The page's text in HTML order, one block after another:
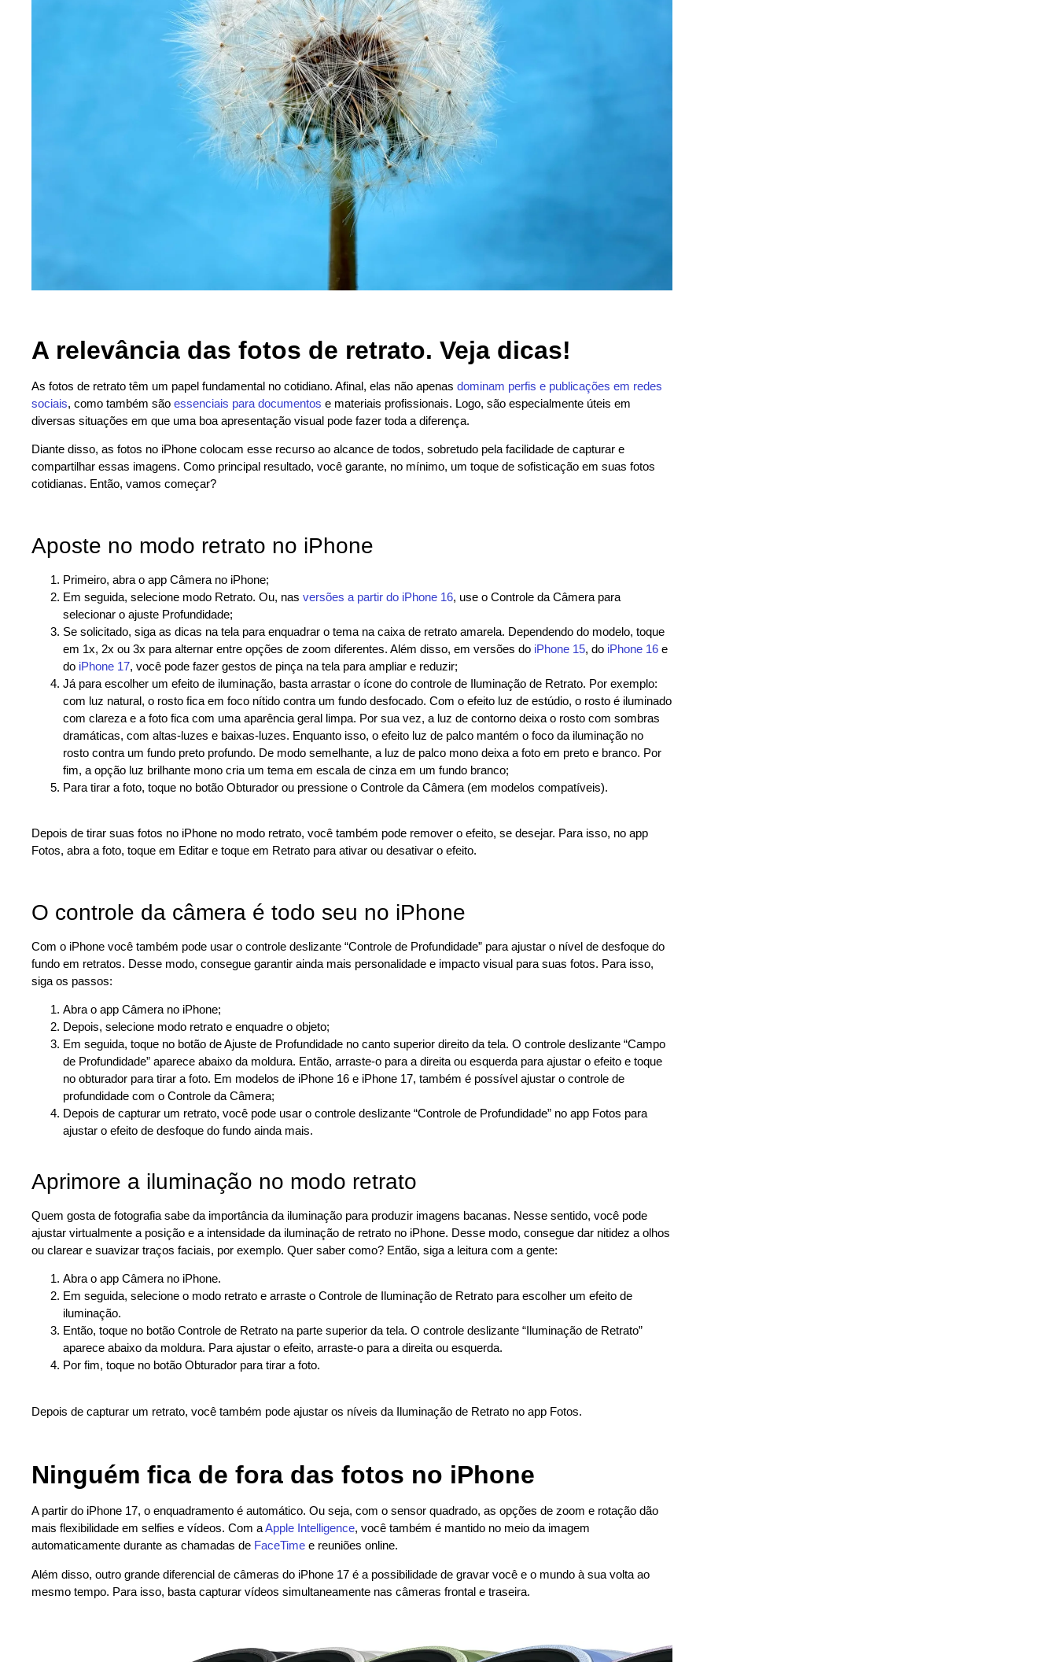
A relevância das fotos de retrato. Veja dicas!
As fotos de retrato têm um papel fundamental no cotidiano. Afinal, elas não apenas dominam perfis e publicações em redes
sociais, como também são essenciais para documentos e materiais profissionais. Logo, são especialmente úteis em
diversas situações em que uma boa apresentação visual pode fazer toda a diferença.
Diante disso, as fotos no iPhone colocam esse recurso ao alcance de todos, sobretudo pela facilidade de capturar e
compartilhar essas imagens. Como principal resultado, você garante, no mínimo, um toque de sofisticação em suas fotos
cotidianas. Então, vamos começar?
Aposte no modo retrato no iPhone
Primeiro, abra o app Câmera no iPhone;
Em seguida, selecione modo Retrato. Ou, nas versões a partir do iPhone 16, use o Controle da Câmera para
selecionar o ajuste Profundidade;
Se solicitado, siga as dicas na tela para enquadrar o tema na caixa de retrato amarela. Dependendo do modelo, toque
em 1x, 2x ou 3x para alternar entre opções de zoom diferentes. Além disso, em versões do iPhone 15, do iPhone 16 e
do iPhone 17, você pode fazer gestos de pinça na tela para ampliar e reduzir;
Já para escolher um efeito de iluminação, basta arrastar o ícone do controle de Iluminação de Retrato. Por exemplo:
com luz natural, o rosto fica em foco nítido contra um fundo desfocado. Com o efeito luz de estúdio, o rosto é iluminado
com clareza e a foto fica com uma aparência geral limpa. Por sua vez, a luz de contorno deixa o rosto com sombras
dramáticas, com altas-luzes e baixas-luzes. Enquanto isso, o efeito luz de palco mantém o foco da iluminação no
rosto contra um fundo preto profundo. De modo semelhante, a luz de palco mono deixa a foto em preto e branco. Por
fim, a opção luz brilhante mono cria um tema em escala de cinza em um fundo branco;
Para tirar a foto, toque no botão Obturador ou pressione o Controle da Câmera (em modelos compatíveis).
Depois de tirar suas fotos no iPhone no modo retrato, você também pode remover o efeito, se desejar. Para isso, no app
Fotos, abra a foto, toque em Editar e toque em Retrato para ativar ou desativar o efeito.
O controle da câmera é todo seu no iPhone
Com o iPhone você também pode usar o controle deslizante “Controle de Profundidade” para ajustar o nível de desfoque do
fundo em retratos. Desse modo, consegue garantir ainda mais personalidade e impacto visual para suas fotos. Para isso,
siga os passos:
Abra o app Câmera no iPhone;
Depois, selecione modo retrato e enquadre o objeto;
Em seguida, toque no botão de Ajuste de Profundidade no canto superior direito da tela. O controle deslizante “Campo
de Profundidade” aparece abaixo da moldura. Então, arraste-o para a direita ou esquerda para ajustar o efeito e toque
no obturador para tirar a foto. Em modelos de iPhone 16 e iPhone 17, também é possível ajustar o controle de
profundidade com o Controle da Câmera;
Depois de capturar um retrato, você pode usar o controle deslizante “Controle de Profundidade” no app Fotos para
ajustar o efeito de desfoque do fundo ainda mais.
Aprimore a iluminação no modo retrato
Quem gosta de fotografia sabe da importância da iluminação para produzir imagens bacanas. Nesse sentido, você pode
ajustar virtualmente a posição e a intensidade da iluminação de retrato no iPhone. Desse modo, consegue dar nitidez a olhos
ou clarear e suavizar traços faciais, por exemplo. Quer saber como? Então, siga a leitura com a gente:
Abra o app Câmera no iPhone.
Em seguida, selecione o modo retrato e arraste o Controle de Iluminação de Retrato para escolher um efeito de
iluminação.
Então, toque no botão Controle de Retrato na parte superior da tela. O controle deslizante “Iluminação de Retrato”
aparece abaixo da moldura. Para ajustar o efeito, arraste-o para a direita ou esquerda.
Por fim, toque no botão Obturador para tirar a foto.
Depois de capturar um retrato, você também pode ajustar os níveis da Iluminação de Retrato no app Fotos.
Ninguém fica de fora das fotos no iPhone
A partir do iPhone 17, o enquadramento é automático. Ou seja, com o sensor quadrado, as opções de zoom e rotação dão
mais flexibilidade em selfies e vídeos. Com aApple Intelligence, você também é mantido no meio da imagem
automaticamente durante as chamadas de FaceTime e reuniões online.
Além disso, outro grande diferencial de câmeras do iPhone 17 é a possibilidade de gravar você e o mundo à sua volta ao
mesmo tempo. Para isso, basta capturar vídeos simultaneamente nas câmeras frontal e traseira.